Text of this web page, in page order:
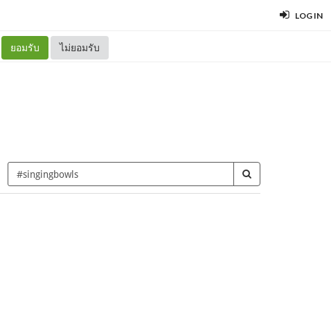
LOG IN
ยอมรับ ไม่ยอมรับ